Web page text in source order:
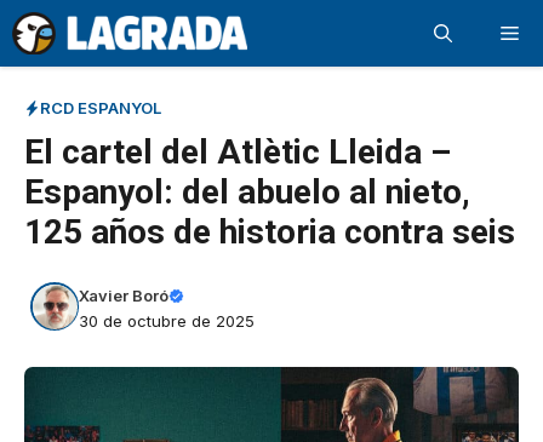
Saltar
al
contenido
RCD ESPANYOL
El cartel del Atlètic Lleida –
Espanyol: del abuelo al nieto,
125 años de historia contra seis
Xavier Boró
30 de octubre de 2025